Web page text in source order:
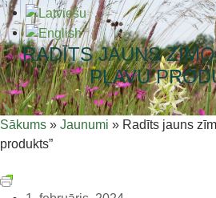
RADĪTS JAUNS
PĻAVU
Sākums » Jaunumi » Radīts jauns
produkts”